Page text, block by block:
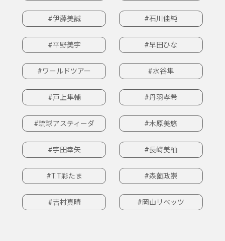
#伊藤美誠 #石川佳純
#平野美宇 #早田ひな
#ワールドツアー #水谷隼
#戸上隼輔 #丹羽孝希
#琉球アスティーダ #木原美悠
#宇田幸矢 #長﨑美柚
#T.T彩たま #森薗政崇
#吉村真晴 #岡山リベッツ